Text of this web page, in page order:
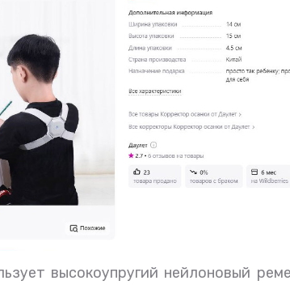
высокоупругий нейлоновый